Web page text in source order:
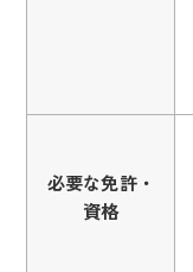
必要な免許・
資格